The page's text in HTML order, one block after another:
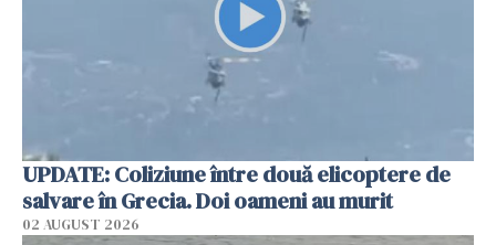
UPDATE: Coliziune între două elicoptere de
salvare în Grecia. Doi oameni au murit
02 AUGUST 2026